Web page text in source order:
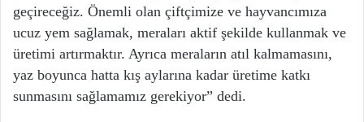
geçireceğiz. Önemli olan çiftçimize ve hayvancımıza
ucuz yem sağlamak, meraları aktif şekilde kullanmak ve
üretimi artırmaktır. Ayrıca meraların atıl kalmamasını,
yaz boyunca hatta kış aylarına kadar üretime katkı
sunmasını sağlamamız gerekiyor” dedi.